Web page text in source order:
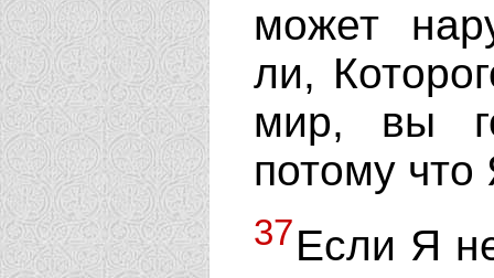
может
ли,
мир, вы
потому
37Если Я